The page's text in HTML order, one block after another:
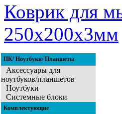
Коврик для
250x200x3мм
ПК/ Ноутбуки/ Планшеты
Аксессуары для
ноутбуков/планшетов
Ноутбуки
Системные блоки
Комплектующие